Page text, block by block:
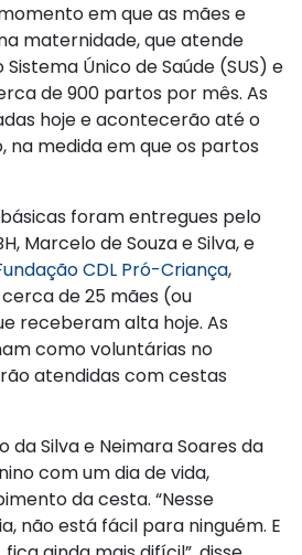
em que as mães e
maternidade, que atende
Único de Saúde (SUS) e
de 900 partos por mês. As
hoje e acontecerão até o
na medida em que os partos
foram entregues pelo
Marcelo de Souza e Silva, e
CDL Pró-Criança,
de 25 mães (ou
receberam alta hoje. As
como voluntárias no
atendidas com cestas
da Silva e Neimara Soares da
com um dia de vida,
da cesta. “Nesse
não está fácil para ninguém. E